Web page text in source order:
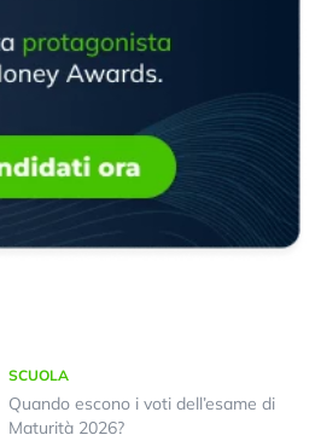
SCUOLA
Quando escono i voti dell’esame di
Maturità 2026?